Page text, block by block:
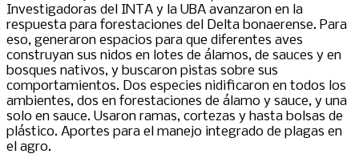
Investigadoras del INTA y la UBA avanzaron en la
respuesta para forestaciones del Delta bonaerense. Para
eso, generaron espacios para que diferentes aves
construyan sus nidos en lotes de álamos, de sauces y en
bosques nativos, y buscaron pistas sobre sus
comportamientos. Dos especies nidificaron en todos los
ambientes, dos en forestaciones de álamo y sauce, y una
solo en sauce. Usaron ramas, cortezas y hasta bolsas de
plástico. Aportes para el manejo integrado de plagas en
el agro.